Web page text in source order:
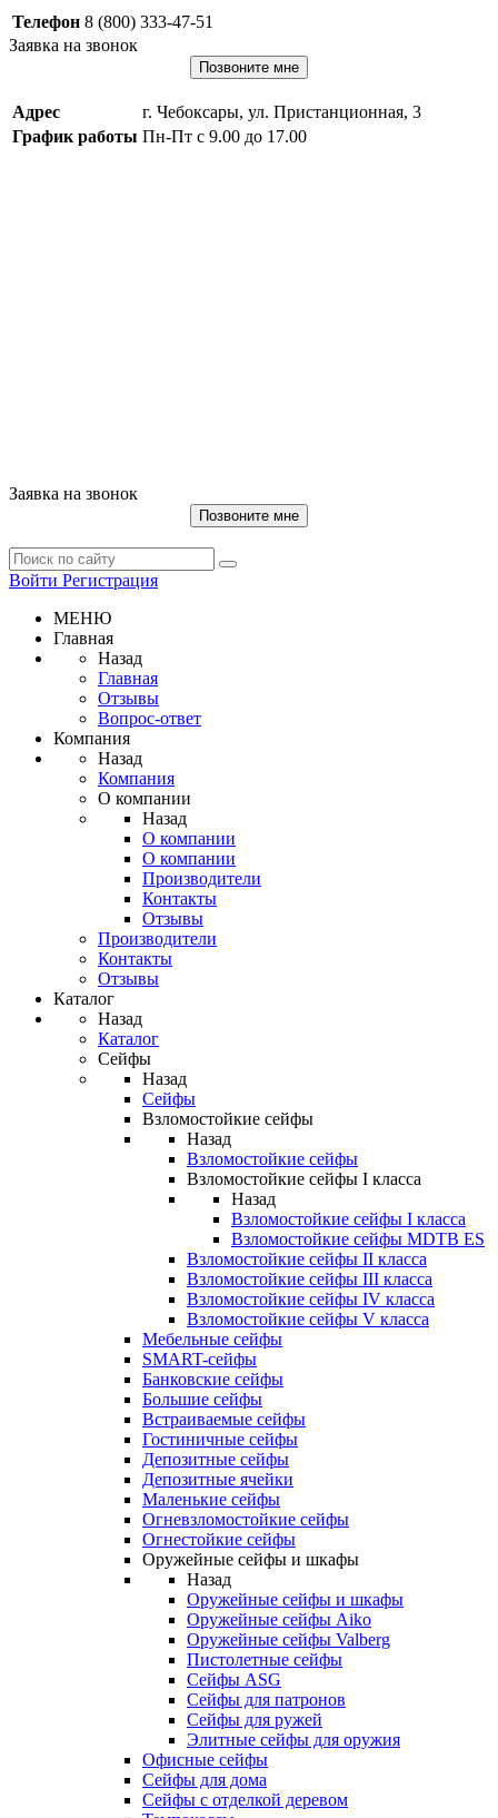
Телефон 8 (800) 333-47-51
Заявка на звонок
Позвоните мне
Адрес
г. Чебоксары, ул. Пристанционная, 3
График работы Пн-Пт с 9.00 до 17.00
Заявка на звонок
Позвоните мне
Войти Регистрация
МЕНЮ
Главная
Назад
Главная
Отзывы
Вопрос-ответ
Компания
Назад
Компания
О компании
Назад
О компании
О компании
Производители
Контакты
Отзывы
Производители
Контакты
Отзывы
Каталог
Назад
Каталог
Сейфы
Назад
Сейфы
Взломостойкие сейфы
Назад
Взломостойкие сейфы
Взломостойкие сейфы I класса
Назад
Взломостойкие сейфы I класса
Взломостойкие сейфы MDTB ES
Взломостойкие сейфы II класса
Взломостойкие сейфы III класса
Взломостойкие сейфы IV класса
Взломостойкие сейфы V класса
Мебельные сейфы
SMART-сейфы
Банковские сейфы
Большие сейфы
Встраиваемые сейфы
Гостиничные сейфы
Депозитные сейфы
Депозитные ячейки
Маленькие сейфы
Огневзломостойкие сейфы
Огнестойкие сейфы
Оружейные сейфы и шкафы
Назад
Оружейные сейфы и шкафы
Оружейные сейфы Aiko
Оружейные сейфы Valberg
Пистолетные сейфы
Сейфы ASG
Сейфы для патронов
Сейфы для ружей
Элитные сейфы для оружия
Офисные сейфы
Сейфы для дома
Сейфы с отделкой деревом